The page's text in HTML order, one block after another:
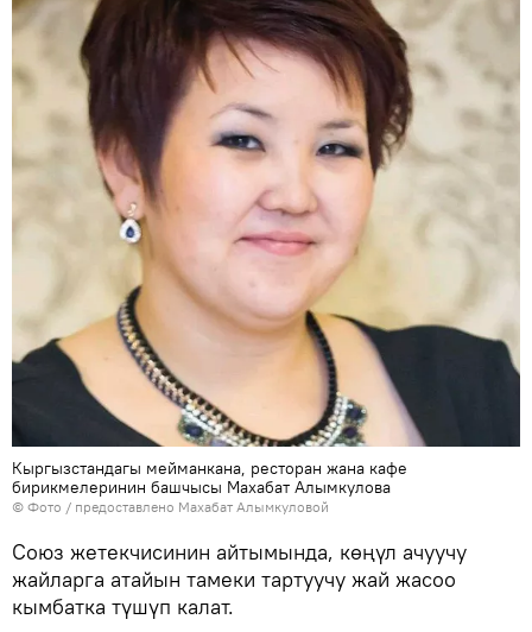
Кыргызстандагы мейманкана, ресторан жана кафе
бирикмелеринин башчысы Махабат Алымкулова
© Фото / предоставлено Махабат Алымкуловой
Союз жетекчисинин айтымында, көңүл ачуучу
жайларга атайын тамеки тартуучу жай жасоо
кымбатка түшүп калат.